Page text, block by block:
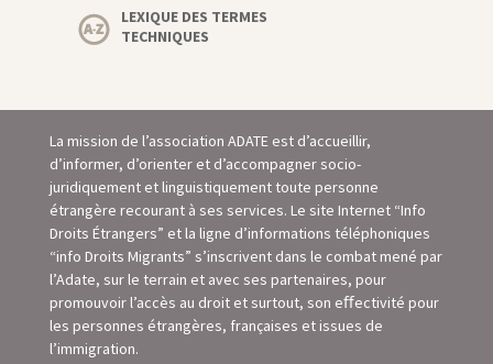
LEXIQUE DES TERMES
TECHNIQUES
La mission de l’association ADATE est d’accueillir,
d’informer, d’orienter et d’accompagner socio-
juridiquement et linguistiquement toute personne
étrangère recourant à ses services. Le site Internet “Info
Droits Étrangers” et la ligne d’informations téléphoniques
“info Droits Migrants” s’inscrivent dans le combat mené par
l’Adate, sur le terrain et avec ses partenaires, pour
promouvoir l’accès au droit et surtout, son eﬀectivité pour
les personnes étrangères, françaises et issues de
l’immigration.